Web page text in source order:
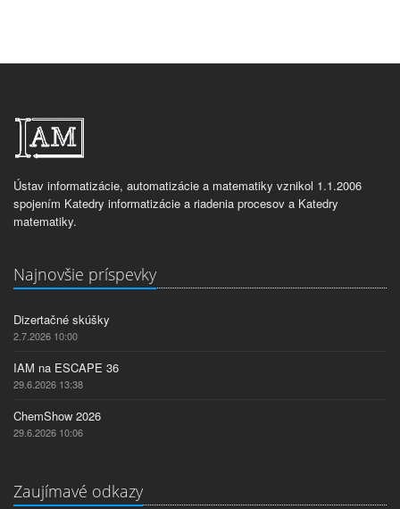
Ústav informatizácie, automatizácie a matematiky vznikol 1.1.2006
spojením Katedry informatizácie a riadenia procesov a Katedry
matematiky.
Najnovšie príspevky
Dizertačné skúšky
2.7.2026 10:00
IAM na ESCAPE 36
29.6.2026 13:38
ChemShow 2026
29.6.2026 10:06
Zaujímavé odkazy